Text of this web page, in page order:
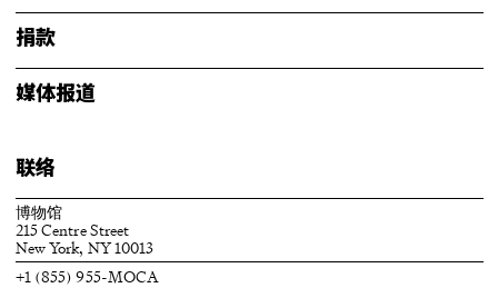
捐款
媒体报道
联络
博物馆
215 Centre Street
New York, NY 10013
+1 (855) 955-MOCA